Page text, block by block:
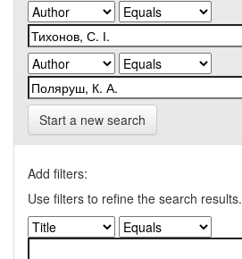
Start a new search
Add filters:
Use filters to refine the search results.